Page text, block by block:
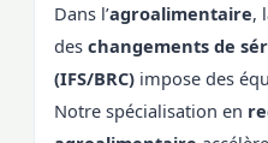
Dans l’agroalimentaire,
des changements de
(IFS/BRC)impose des
Notre spécialisation en